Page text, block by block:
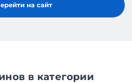
на сайт
в категории